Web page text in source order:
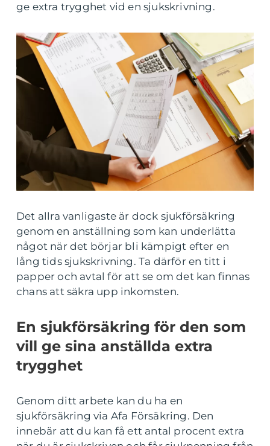
ge extra trygghet vid en sjukskrivning.
Det allra vanligaste är dock sjukförsäkring
genom en anställning som kan underlätta
något när det börjar bli kämpigt efter en
lång tids sjukskrivning. Ta därför en titt i
papper och avtal för att se om det kan finnas
chans att säkra upp inkomsten.
En sjukförsäkring för den som
vill ge sina anställda extra
trygghet
Genom ditt arbete kan du ha en
sjukförsäkring via Afa Försäkring. Den
innebär att du kan få ett antal procent extra